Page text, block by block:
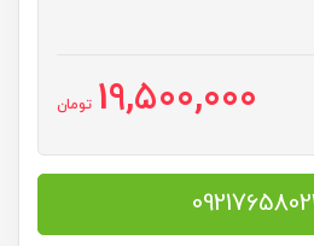
19,500,000 تومان